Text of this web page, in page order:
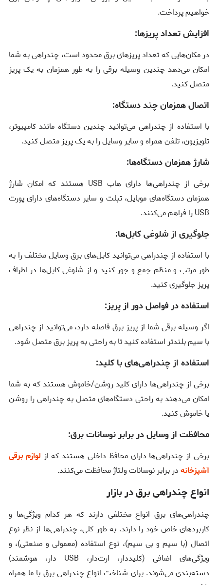
خواهیم پرداخت.
افزایش تعداد پریزها:
در مکان‌هایی که تعداد پریزهای برق محدود است، چندراهی به شما
امکان می‌دهد چندین وسیله برقی را به طور همزمان به یک پریز
متصل کنید.
اتصال همزمان چند دستگاه:
با استفاده از چندراهی می‌توانید چندین دستگاه مانند کامپیوتر،
تلویزیون، تلفن همراه و سایر وسایل را به یک پریز متصل کنید.
شارژ همزمان دستگاه‌ها:
برخی از چندراهی‌ها دارای هاب USB هستند که امکان شارژ
همزمان دستگاه‌های موبایل، تبلت و سایر دستگاه‌های دارای پورت
USB را فراهم می‌کنند.
جلوگیری از شلوغی کابل‌ها:
با استفاده از چندراهی می‌توانید کابل‌های برق وسایل مختلف را به
طور مرتب و منظم جمع و جور کنید و از شلوغی کابل‌ها در اطراف
پریز جلوگیری کنید.
استفاده در فواصل دور از پریز:
اگر وسیله برقی شما از پریز برق فاصله دارد، می‌توانید از چندراهی
با سیم بلندتر استفاده کنید تا به راحتی به پریز برق متصل شود.
استفاده از چندراهی‌های با کلید:
برخی از چندراهی‌ها دارای کلید روشن/خاموش هستند که به شما
امکان می‌دهند به راحتی دستگاه‌های متصل به چندراهی را روشن
یا خاموش کنید.
محافظت از وسایل در برابر نوسانات برق:
برخی از چندراهی‌ها دارای محافظ داخلی هستند که از لوازم برقی
آشپزخانهدر برابر نوسانات ولتاژ محافظت می‌کنند.
انواع چندراهی برق در بازار
چندراهی‌های برق انواع مختلفی دارند که هر کدام ویژگی‌ها و
کاربردهای خاص خود را دارند. به طور کلی، چندراهی‌ها از نظر نوع
اتصال (با سیم و بی سیم)، نوع استفاده (معمولی و صنعتی)، و
ویژگی‌های اضافی (کلیددار، ارت‌دار، USB دار، هوشمند)
دسته‌بندی می‌شوند. برای شناخت انواع چندراهی برق با ما همراه